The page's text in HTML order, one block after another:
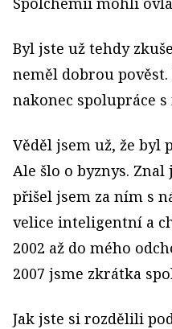
Byl jste už tehdy
neměl dobrou
nakonec spolupráce
Věděl jsem už, že byl
Ale šlo o byznys.
přišel jsem za ním s
velice inteligentní a
2002 až do mého
2007 jsme zkrátka
Jak jste si rozdělili